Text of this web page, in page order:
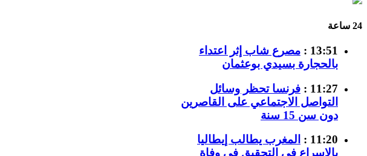
24 ساعة
13:51 :
مصرع شاب إثر اعتداء
بالحجارة بسيدي بوعثمان
11:27 :
فرنسا تحظر وسائل
التواصل الاجتماعي على القاصرين
دون سن 15 سنة
11:20 :
المغرب يطالب إيطاليا
بالإسراع في التحقيق في وفاة